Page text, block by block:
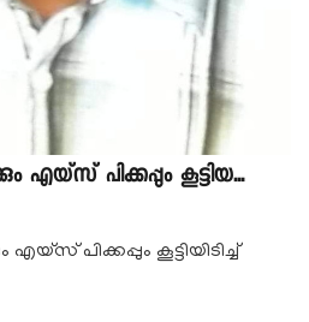
പിക്കപ്പും കൂട്ടിയ...
പിക്കപ്പും കൂട്ടിയിടിച്ച്